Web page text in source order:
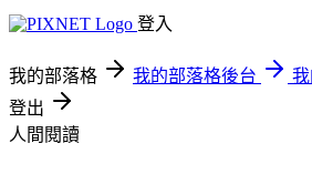
登入
我的部落格 我的部落格後台
登出
人間閱讀